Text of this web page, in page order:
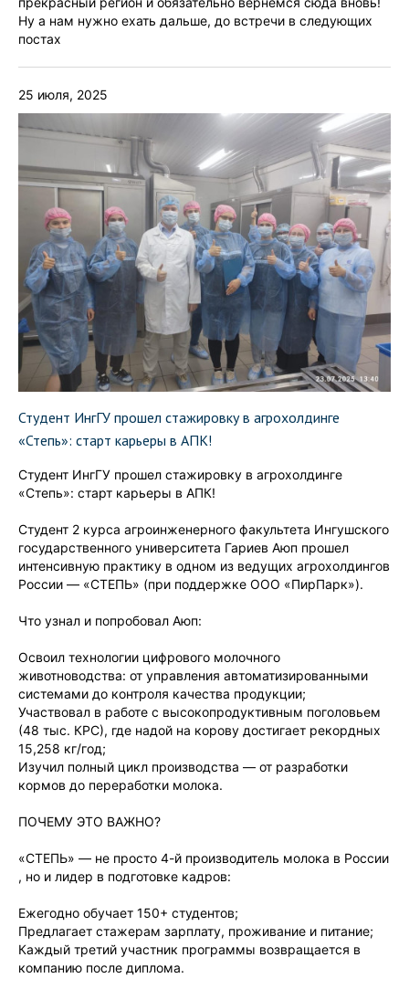
Ну а нам нужно ехать дальше, до встречи в следующих
постах
25 июля, 2025
Студент ИнгГУ прошел стажировку в агрохолдинге
«Степь»: старт карьеры в АПК!
Студент ИнгГУ прошел стажировку в агрохолдинге
«Степь»: старт карьеры в АПК!
Студент 2 курса агроинженерного факультета Ингушского
государственного университета Гариев Аюп прошел
интенсивную практику в одном из ведущих агрохолдингов
России — «СТЕПЬ» (при поддержке ООО «ПирПарк»).
Что узнал и попробовал Аюп:
Освоил технологии цифрового молочного
животноводства: от управления автоматизированными
системами до контроля качества продукции;
Участвовал в работе с высокопродуктивным поголовьем
(48 тыс. КРС), где надой на корову достигает рекордных
15,258 кг/год;
Изучил полный цикл производства — от разработки
кормов до переработки молока.
ПОЧЕМУ ЭТО ВАЖНО?
«СТЕПЬ» — не просто 4-й производитель молока в России
, но и лидер в подготовке кадров:
Ежегодно обучает 150+ студентов;
Предлагает стажерам зарплату, проживание и питание;
Каждый третий участник программы возвращается в
компанию после диплома.